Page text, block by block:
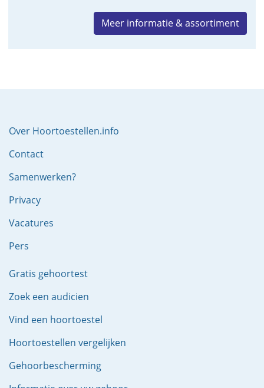
Meer informatie & assortiment
Over Hoortoestellen.info
Contact
Samenwerken?
Privacy
Vacatures
Pers
Gratis gehoortest
Zoek een audicien
Vind een hoortoestel
Hoortoestellen vergelijken
Gehoorbescherming